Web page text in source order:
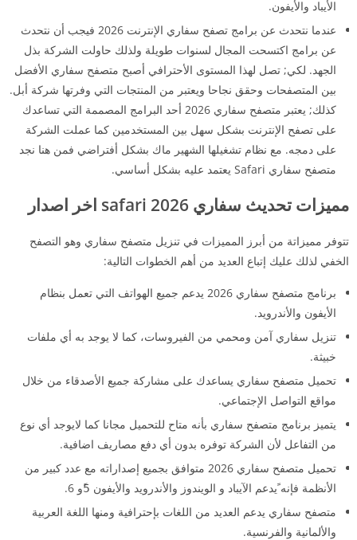
الأيباد والأيفون.
عندما نتحدث عن برامج تصفح سفاري
الإنترنت 2026 فيجب أن نتحدث
عن برامج اكتسحت المجال لسنوات طويلة ولذلك حاولت الشركة بذل
الجهد. لكي; تصل لهذا المستوى الأحترافي أصبح متصفح سفاري الأفضل
بين المتصفحات وحقق نجاحا ويعتبر من المنتجات التي وفرتها شركة أبل.
كذلك; يعتبر متصفح سفاري 2026 أحد البرامج المصممة التي تساعدك
على تصفح الإنترنت بشكل سهل بين المستخدمين كما عملت الشركة
على دمجه. مع نظام تشغيلها الشهير ماك بشكل أفتراضي فمن هنا نجد
متصفح سفاري Safari يعتمد عليه بشكل أساسي.
مميزات تحديث سفاري 2026 safari اخر اصدار
تتوفر مميزاتة من أبرز المميزات في تنزيل متصفح سفاري وهو التصفح
الخفي لذلك عليك إتباع العديد من أهم الخطوات التالية:
برنامج متصفح سفاري 2026 يدعم جميع الهواتف التي تعمل بنظام
الأيفون والأندرويد.
تنزيل سفاري آمن ومحمي من الفيروسات، كما لا يوجد به أي ملفات
خبيثة.
تحميل متصفح سفاري يساعدك على مشاركة جميع الأصدقاء من خلال
مواقع التواصل الإجتماعي.
يتميز برنامج متصفح سفاري بأنه متاح للتحميل مجانا كما لايوجد أي نوع
من التفاعل لأن الشركة توفره بدون أي دفع مصاريف اضافية.
تحميل متصفح سفاري 2026
متوافق بجميع إصداراته مع عدد كبير من
الأنظمة فإنه ًيدعم الآيباد و الويندوز والأندرويد والأيفون 5ًو 6.
متصفح سفاري يدعم العديد من اللغات بإحترافية ومنها اللغة العربية
والألمانية والفرنسية.